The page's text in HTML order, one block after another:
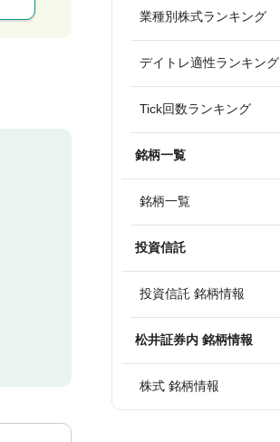
業種別株式ランキング
デイトレ適性ランキング
Tick回数ランキング
銘柄一覧
銘柄一覧
投資信託
投資信託 銘柄情報
松井証券内 銘柄情報
株式 銘柄情報